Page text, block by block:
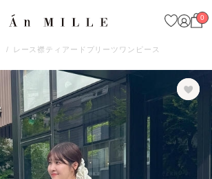
0
レース襟ティアードプリーツワンピース